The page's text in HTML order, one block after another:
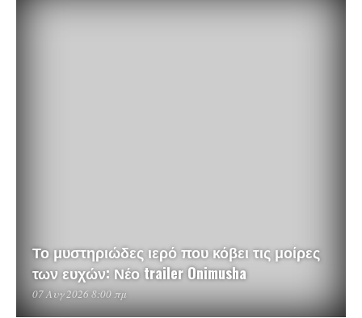
Το μυστηριώδες ιερό που κόβει τις μοίρες
των ευχών: Νέο trailer Onimusha
07 Αυγ 2026 8:00 πμ